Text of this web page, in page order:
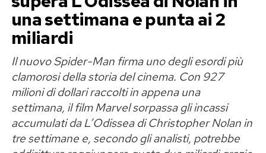
americana, il nodo principale riguarda il
compenso di Ryan Gosling. L’attore, candidato
all’Oscar per l’interpretazione di Ken, avrebbe
chiesto20 milioni di dollariper riprendere il
ruolo. Una cifra che il CEO di Warner Bros.
Discovery, David Zaslav, non sarebbe disposto
ad approvare.
Anche le richieste economiche di Margot
una settimana e punta ai 2
miliardi
Il nuovo Spider-Man firma uno degli esordi più
clamorosi della storia del cinema. Con 927
milioni di dollari raccolti in appena una
settimana, il film Marvel sorpassa gli incassi
accumulati da L’Odissea di Christopher Nolan in
tre settimane e, secondo gli analisti, potrebbe